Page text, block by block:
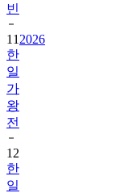
빈
11 2026
한
일
가
왕
전
12
한
일